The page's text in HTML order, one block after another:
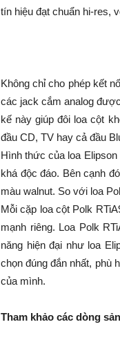
tín hiệu đạt chuẩn hi-res,
Không chỉ cho phép kết
các jack cắm analog
kế này giúp đôi loa cột
đầu CD, TV hay cả đầu
Hình thức của loa
khá độc đáo. Bên cạnh
màu walnut. So với loa
Mỗi cặp loa cột Polk
mạnh riêng. Loa Polk
năng hiện đại như loa
chọn đúng đắn nhất, phù
của mình.
Tham khảo các dòng